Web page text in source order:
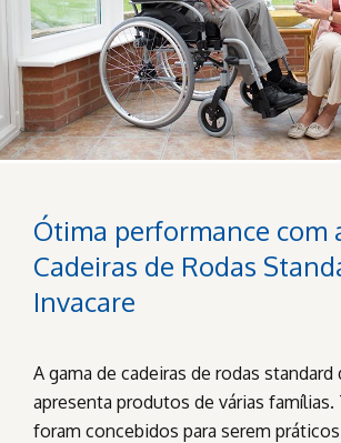
Ótima performance com
Cadeiras de Rodas
Invacare
A gama de cadeiras de rodas standard
apresenta produtos de várias famílias.
foram concebidos para serem